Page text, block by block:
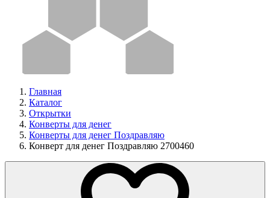
Главная
Каталог
Открытки
Конверты для денег
Конверты для денег Поздравляю
Конверт для денег Поздравляю 2700460